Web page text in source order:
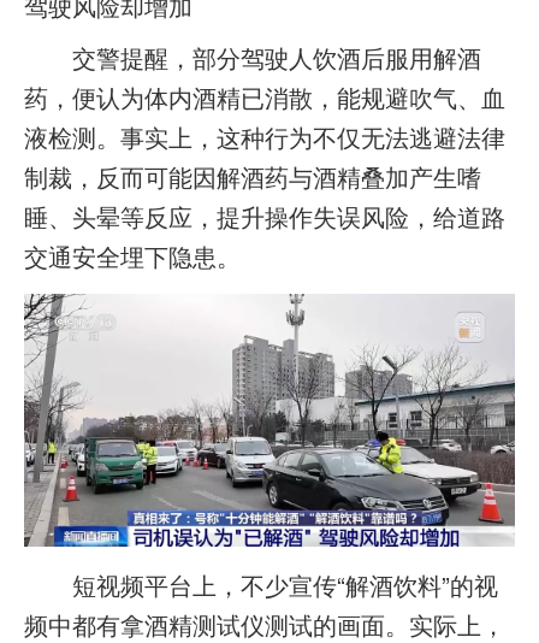
交警提醒，部分驾驶人饮酒后服用解酒
药，便认为体内酒精已消散，能规避吹气、血
液检测。事实上，这种行为不仅无法逃避法律
制裁，反而可能因解酒药与酒精叠加产生嗜
睡、头晕等反应，提升操作失误风险，给道路
交通安全埋下隐患。
短视频平台上，不少宣传“解酒饮料”的视
频中都有拿酒精测试仪测试的画面。实际上，